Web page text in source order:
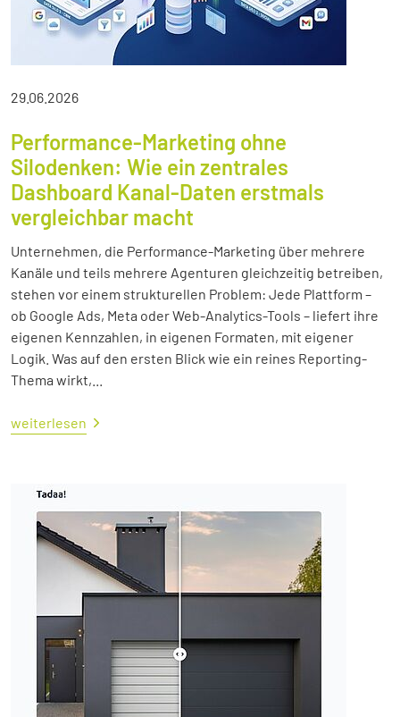
29.06.2026
Performance-Marketing ohne
Silodenken: Wie ein zentrales
Dashboard Kanal-Daten erstmals
vergleichbar macht
Unternehmen, die Performance-Marketing über mehrere
Kanäle und teils mehrere Agenturen gleichzeitig betreiben,
stehen vor einem strukturellen Problem: Jede Plattform –
ob Google Ads, Meta oder Web-Analytics-Tools – liefert ihre
eigenen Kennzahlen, in eigenen Formaten, mit eigener
Logik. Was auf den ersten Blick wie ein reines Reporting-
Thema wirkt,...
weiterlesen